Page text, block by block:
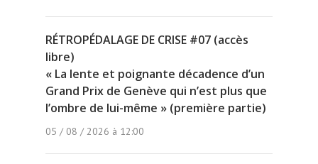
RÉTROPÉDALAGE DE CRISE #07 (accès
libre)
« La lente et poignante décadence d’un
Grand Prix de Genève qui n’est plus que
l’ombre de lui-même » (première partie)
05 / 08 / 2026 à 12:00